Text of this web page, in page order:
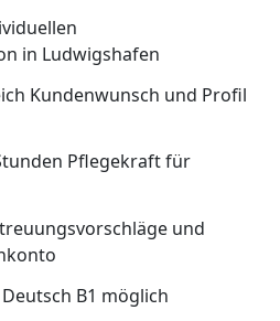
in Ludwigshafen
Kundenwunsch und Profil
Pflegekraft für
und
B1 möglich